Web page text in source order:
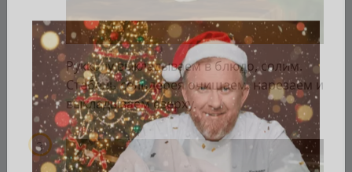
Рукколу выкладываем в блюдо, солим.
Стебель сельдерея очищаем, нарезаем и
выкладываем сверху.